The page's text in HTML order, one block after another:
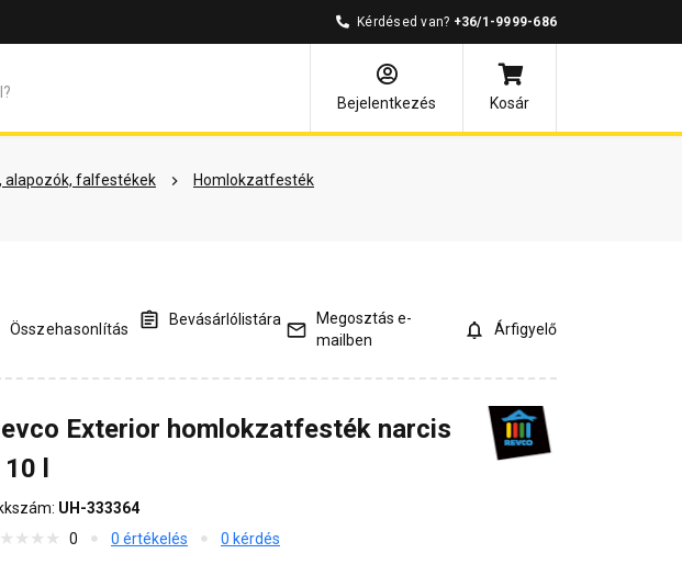
Kérdésed van? +36/1-9999-686
Bejelentkezés
Kosár
alapozók, falfestékek
Homlokzatfesték
Dokumentumok Vásárlói vélemények Kérdések és válaszok
Összehasonlítás
Bevásárlólistára
Megosztás e-
mailben
Árfigyelő
Exterior homlokzatfesték narcis
10 l
UH-333364
0
0 értékelés 0 kérdés